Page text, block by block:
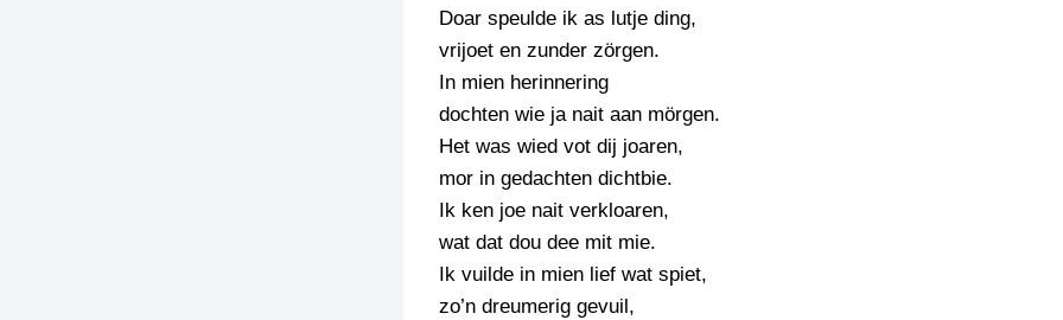
JURYRAPPORT
SCHRIEFWEDSTRIED
2026
FLYER
STRIPS
TIEDSCHRIFT
KREUZE
VERHOALEN
Doar speulde ik as lutje ding,
vrijoet en zunder zörgen.
In mien herinnering
dochten wie ja nait aan mörgen.
Het was wied vot dij joaren,
mor in gedachten dichtbie.
Ik ken joe nait verkloaren,
wat dat dou dee mit mie.
Ik vuilde in mien lief wat spiet,
zo’n dreumerig gevuil,